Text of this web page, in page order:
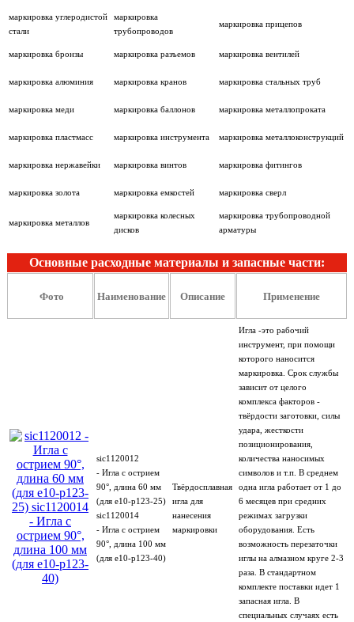
маркировка углеродистой
стали
маркировка
трубопроводов
маркировка прицепов
маркировка бронзы маркировка разъемов маркировка вентилей
маркировка алюминия маркировка кранов маркировка стальных труб
маркировка меди маркировка баллонов маркировка металлопроката
маркировка пластмасс маркировка инструмента маркировка металлоконструкций
маркировка нержавейки маркировка винтов маркировка фитингов
маркировка золота маркировка емкостей маркировка сверл
маркировка металлов
маркировка колесных
дисков
маркировка трубопроводной
арматуры
Основные расходные материалы и запасные части:
Фото Наименование Описание Применение
sic1120012
- Игла с острием
90°, длина 60 мм
(для e10-p123-25)
sic1120014
- Игла с острием
90°, длина 100 мм
(для e10-p123-40)
Твёрдосплавная
игла для
нанесения
маркировки
Игла -это рабочий
инструмент, при помощи
которого наносится
маркировка. Срок службы
зависит от целого
комплекса факторов -
твёрдости заготовки, силы
удара, жесткости
позиционирования,
количества наносимых
символов и т.п. В среднем
одна игла работает от 1 до
6 месяцев при средних
режимах загрузки
оборудования. Есть
возможность перезаточки
иглы на алмазном круге 2-3
раза. В стандартном
комплекте поставки идет 1
запасная игла. В
специальных случаях есть